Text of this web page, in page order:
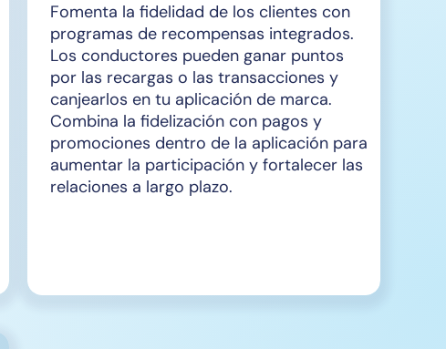
Fomenta la fidelidad de los clientes con
programas de recompensas integrados.
Los conductores pueden ganar puntos
por las recargas o las transacciones y
canjearlos en tu aplicación de marca.
Combina la fidelización con pagos y
promociones dentro de la aplicación para
aumentar la participación y fortalecer las
relaciones a largo plazo.